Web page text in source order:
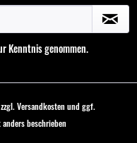
Kenntnis genommen.
Versandkostenund ggf.
beschrieben